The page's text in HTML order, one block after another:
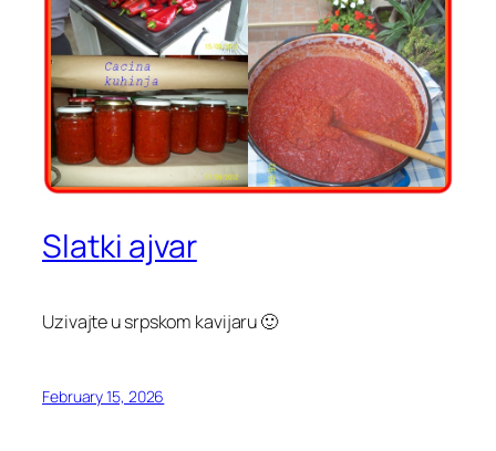
Slatki ajvar
Uzivajte u srpskom kavijaru 🙂
February 15, 2026